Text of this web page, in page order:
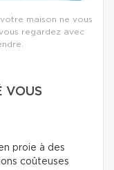
maison ne vous
regardez avec
VOUS
proie à des
coûteuses